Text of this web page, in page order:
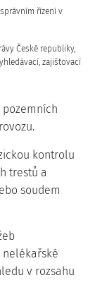
řízení v
České republiky,
zajišťovací
pozemních
kontrolu
trestů a
soudem
v rozsahu